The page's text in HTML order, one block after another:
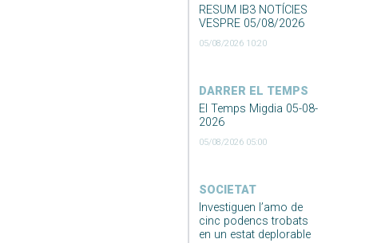
RESUM IB3 NOTÍCIES
VESPRE 05/08/2026
05/08/2026 10:20
DARRER EL TEMPS
El Temps Migdia 05-08-
2026
05/08/2026 05:00
SOCIETAT
Investiguen l’amo de
cinc podencs trobats
en un estat deplorable